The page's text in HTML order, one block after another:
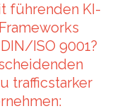
führenden KI-
ISO 9001?
trafficstarker